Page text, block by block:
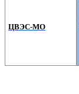
ЦВЭС-МО